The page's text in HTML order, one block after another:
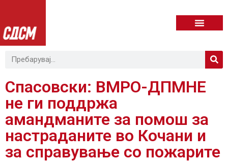
Спасовски: ВМРО-ДПМНЕ
не ги поддржа
амандманите за помош за
настраданите во Кочани и
за справување со пожарите